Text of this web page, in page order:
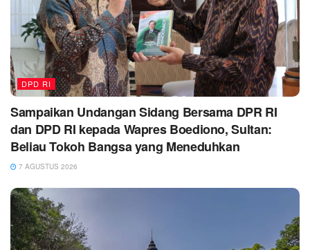
DPD RI
Sampaikan Undangan Sidang Bersama DPR RI
dan DPD RI kepada Wapres Boediono, Sultan:
Beliau Tokoh Bangsa yang Meneduhkan
7 AGUSTUS 2026